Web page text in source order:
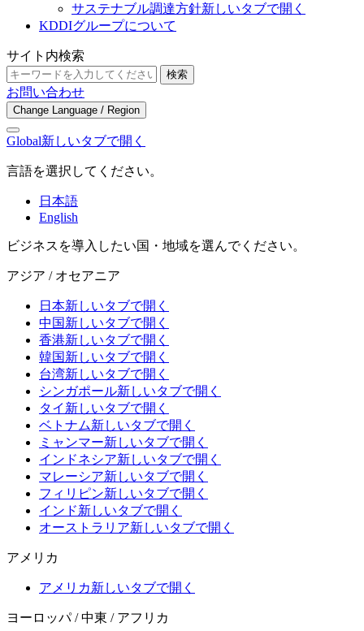
サステナブル調達方針新しいタブで開く
KDDIグループについて
サイト内検索
検索
お問い合わせ
Change Language / Region
Global新しいタブで開く
言語を選択してください。
日本語
English
ビジネスを導入したい国・地域を選んでください。
アジア / オセアニア
日本新しいタブで開く
中国新しいタブで開く
香港新しいタブで開く
韓国新しいタブで開く
台湾新しいタブで開く
シンガポール新しいタブで開く
タイ 新しいタブで開く
ベトナム新しいタブで開く
ミャンマー新しいタブで開く
インドネシア新しいタブで開く
マレーシア新しいタブで開く
フィリピン新しいタブで開く
インド新しいタブで開く
オーストラリア新しいタブで開く
アメリカ
アメリカ新しいタブで開く
ヨーロッパ / 中東 / アフリカ